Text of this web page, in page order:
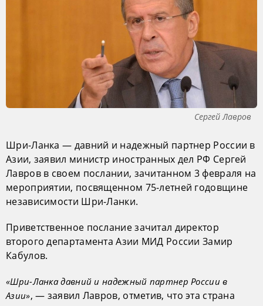
Сергей Лавров
Шри-Ланка — давний и надежный партнер России в
Азии, заявил министр иностранных дел РФ Сергей
Лавров в своем послании, зачитанном 3 февраля на
мероприятии, посвященном 75-летней годовщине
независимости Шри-Ланки.
Приветственное послание зачитал директор
второго департамента Азии МИД России Замир
Кабулов.
«Шри-Ланка давний и надежный партнер России в
Азии», — заявил Лавров, отметив, что эта страна